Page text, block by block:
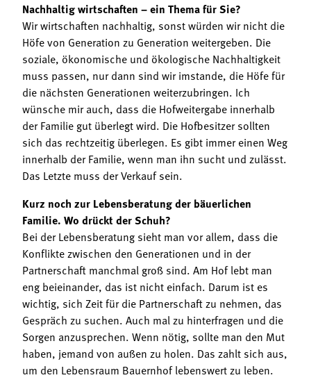
Nachhaltig wirtschaften – ein Thema für Sie?
Wir wirtschaften nachhaltig, sonst würden wir nicht die
Höfe von Generation zu Generation weitergeben. Die
soziale, ökonomische und ökologische Nachhaltigkeit
muss passen, nur dann sind wir imstande, die Höfe für
die nächsten Generationen weiterzubringen. Ich
wünsche mir auch, dass die Hofweitergabe innerhalb
der Familie gut überlegt wird. Die Hofbesitzer sollten
sich das rechtzeitig überlegen. Es gibt immer einen Weg
innerhalb der Familie, wenn man ihn sucht und zulässt.
Das Letzte muss der Verkauf sein.
Kurz noch zur Lebensberatung der bäuerlichen
Familie. Wo drückt der Schuh?
Bei der Lebensberatung sieht man vor allem, dass die
Konflikte zwischen den Generationen und in der
Partnerschaft manchmal groß sind. Am Hof lebt man
eng beieinander, das ist nicht einfach. Darum ist es
wichtig, sich Zeit für die Partnerschaft zu nehmen, das
Gespräch zu suchen. Auch mal zu hinterfragen und die
Sorgen anzusprechen. Wenn nötig, sollte man den Mut
haben, jemand von außen zu holen. Das zahlt sich aus,
um den Lebensraum Bauernhof lebenswert zu leben.